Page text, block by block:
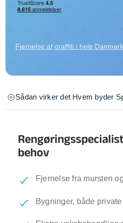
Fjernelse af graffiti i hele
Sådan virker det Hvem byder
behov
Fjernelse fra mursten
Bygninger, både